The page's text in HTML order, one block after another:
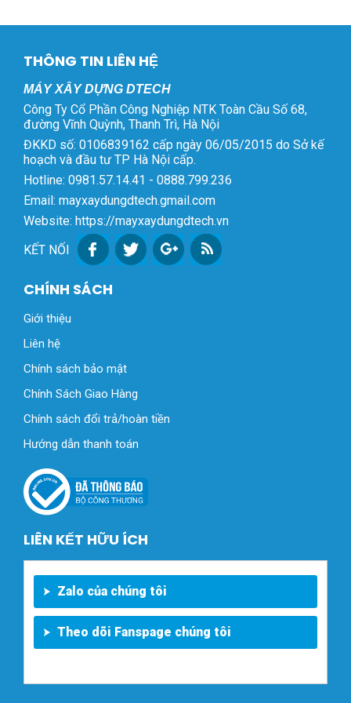
THÔNG TIN LIÊN HỆ
MÁY XÂY DỰNG DTECH
Công Ty Cổ Phần Công Nghiệp NTK Toàn Cầu Số 68,
đường Vĩnh Quỳnh, Thanh Trì, Hà Nội
ĐKKD số: 0106839162 cấp ngày 06/05/2015 do Sở kế
hoạch và đầu tư TP Hà Nội cấp.
Hotline: 0981.57.14.41 - 0888.799.236
Email: mayxaydungdtech.gmail.com
Website: https://mayxaydungdtech.vn
KẾT NỐI
CHÍNH SÁCH
Giới thiệu
Liên hệ
Chính sách bảo mật
Chính Sách Giao Hàng
Chính sách đổi trả/hoàn tiền
Hướng dẫn thanh toán
LIÊN KẾT HỮU ÍCH
Zalo của chúng tôi
Theo dõi Fanspage chúng tôi